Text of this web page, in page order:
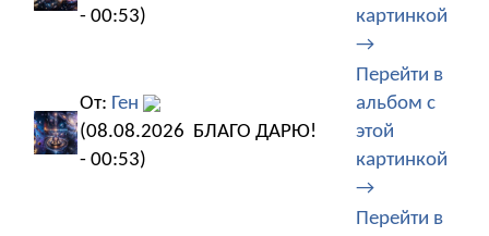
- 00:53)
картинкой
→
От: Ген
(08.08.2026
- 00:53)
БЛАГО ДАРЮ!
Перейти в
альбом с
этой
картинкой
→
Перейти в